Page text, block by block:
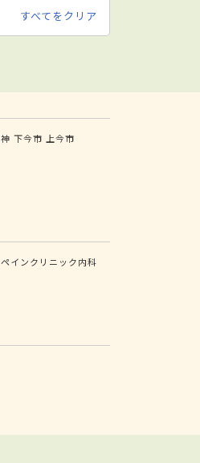
すべてをクリア
下今市 上今市
ペインクリニック内科